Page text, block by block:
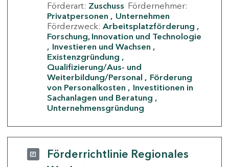
Förderart: Zuschuss Fördernehmer:
Privatpersonen
Unternehmen
Förderzweck: Arbeitsplatzförderung
Forschung, Innovation und Technologie
Investieren und Wachsen
Existenzgründung
Qualifizierung/Aus- und
Weiterbildung/Personal
Förderung
von Personalkosten
Investitionen in
Sachanlagen und Beratung
Unternehmensgründung
Förderrichtlinie Regionales